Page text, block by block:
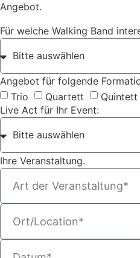
Angebot.
Für welche Walking Band
Angebot für folgende
Trio
Quartett
Quintett
Live Act für Ihr Event:
Ihre Veranstaltung.